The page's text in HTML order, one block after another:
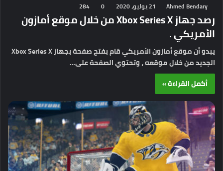
Ahmed Bendary 21 يوليو، 2020 0
284
رصد جهاز Xbox Series X من خلال موقع أمازون
الأمريكي .
يبدو أن موقع أمازون الأمريكي قام بفتح صفحة بجهاز Xbox Series X
الجديد من خلال موقعه ، وتحتوي الصفحة على…
أكمل القراءة »